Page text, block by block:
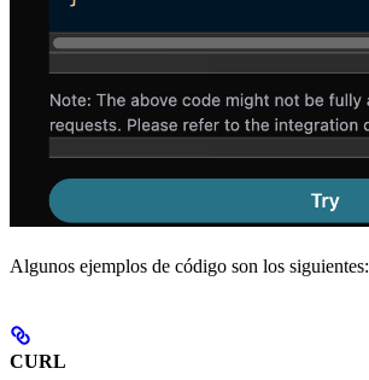
Algunos ejemplos de código son los siguientes:
CURL